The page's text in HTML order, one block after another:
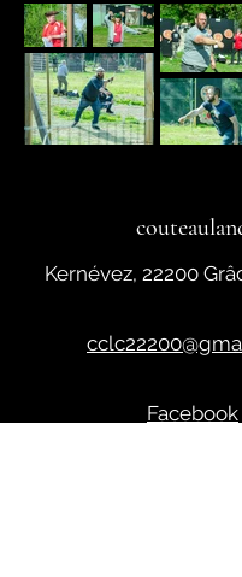
Kernévez, 22200
Facebook